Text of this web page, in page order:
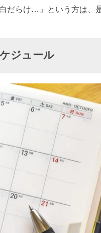
だらけ…」という方は、
ジュール